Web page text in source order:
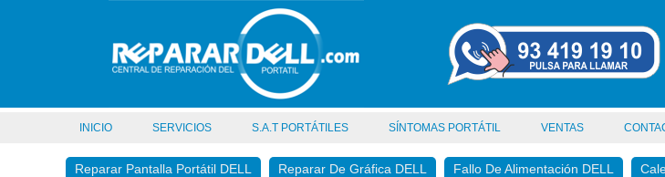
INICIO SERVICIOS S.A.T PORTÁTILES SÍNTOMAS PORTÁTIL VENTAS
Reparar Pantalla Portátil DELL Reparar De Gráfica DELL Fallo De Alimentación DELL